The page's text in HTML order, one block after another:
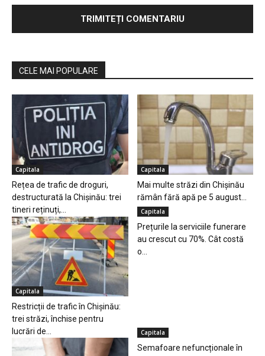
CELE MAI POPULARE
Capitala
Rețea de trafic de droguri,
destructurată la Chișinău: trei
tineri reținuți,...
Capitala
Mai multe străzi din Chișinău
rămân fără apă pe 5 august...
Capitala
Restricții de trafic în Chișinău:
trei străzi, închise pentru
lucrări de...
Capitala
Prețurile la serviciile funerare
au crescut cu 70%. Cât costă
o...
Capitala
Semafoare nefuncționale în